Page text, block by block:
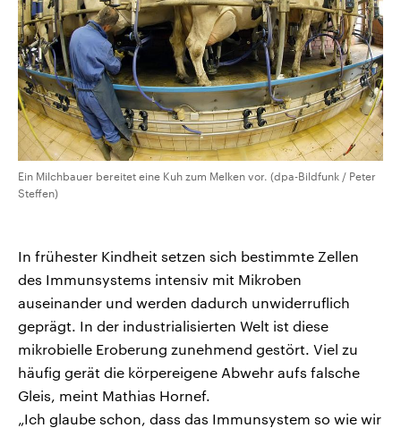
Ein Milchbauer bereitet eine Kuh zum Melken vor. (dpa-Bildfunk / Peter
Steffen)
In frühester Kindheit setzen sich bestimmte Zellen
des Immunsystems intensiv mit Mikroben
auseinander und werden dadurch unwiderruflich
geprägt. In der industrialisierten Welt ist diese
mikrobielle Eroberung zunehmend gestört. Viel zu
häufig gerät die körpereigene Abwehr aufs falsche
Gleis, meint Mathias Hornef.
„Ich glaube schon, dass das Immunsystem so wie wir